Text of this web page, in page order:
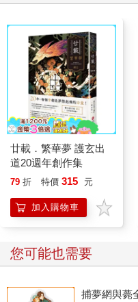
廿載．繁華夢 護玄出
道20週年創作集
79 折 特價 315 元
加入購物車
您可能也需要
捕夢網與薨